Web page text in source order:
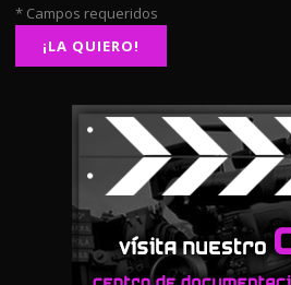
* Campos requeridos